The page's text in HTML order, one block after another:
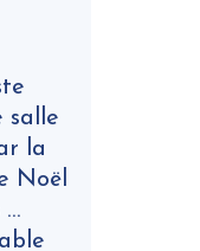
salle
la
Noël
…